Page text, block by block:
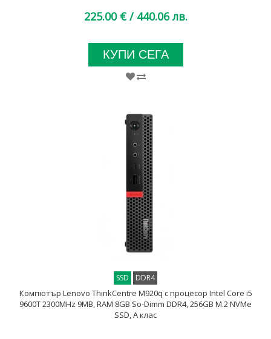
225.00 € / 440.06 лв.
КУПИ СЕГА
SSD DDR4
Компютър Lenovo ThinkCentre M920q с процесор Intel Core i5
9600T 2300MHz 9MB, RAM 8GB So-Dimm DDR4, 256GB M.2 NVMe
SSD, A клас